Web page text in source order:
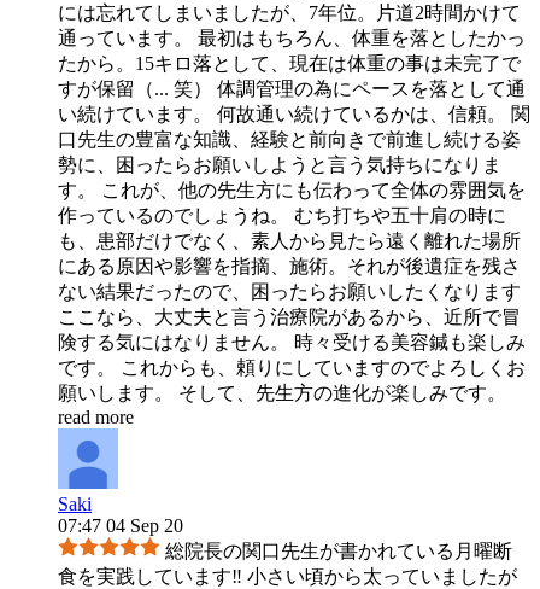
には忘れてしまいましたが、7年位。片道2時間かけて
通っています。 最初はもちろん、体重を落としたかっ
たから。15キロ落として、現在は体重の事は未完了で
すが保留（... 笑） 体調管理の為にペースを落として通
い続けています。 何故通い続けているかは、信頼。 関
口先生の豊富な知識、経験と前向きで前進し続ける姿
勢に、困ったらお願いしようと言う気持ちになりま
す。 これが、他の先生方にも伝わって全体の雰囲気を
作っているのでしょうね。 むち打ちや五十肩の時に
も、患部だけでなく、素人から見たら遠く離れた場所
にある原因や影響を指摘、施術。それが後遺症を残さ
ない結果だったので、困ったらお願いしたくなります
ここなら、大丈夫と言う治療院があるから、近所で冒
険する気にはなりません。 時々受ける美容鍼も楽しみ
です。 これからも、頼りにしていますのでよろしくお
願いします。 そして、先生方の進化が楽しみです。
read more
Saki
07:47 04 Sep 20
総院長の関口先生が書かれている月曜断
食を実践しています‼︎ 小さい頃から太っていましたが